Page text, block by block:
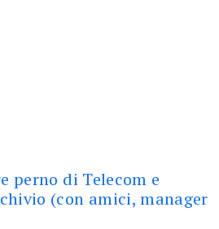
perno di Telecom e
(con amici, manager